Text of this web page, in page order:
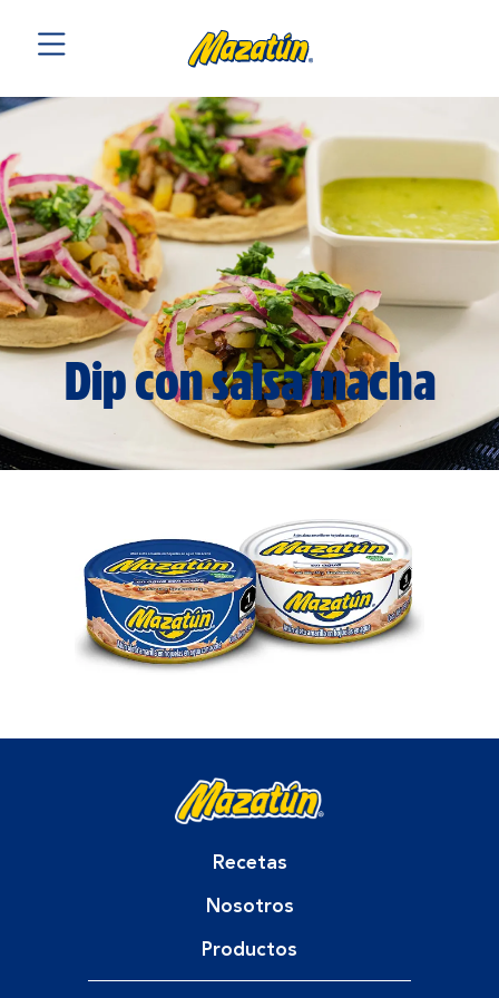
Dip con salsa macha
Recetas
Nosotros
Productos